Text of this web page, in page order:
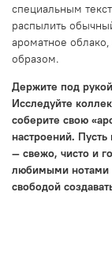
специальным
распылить
ароматное облако,
образом.
Держите под
Исследуйте
соберите свою
настроений. Пусть
— свежо, чисто и
любимыми нотами
свободой